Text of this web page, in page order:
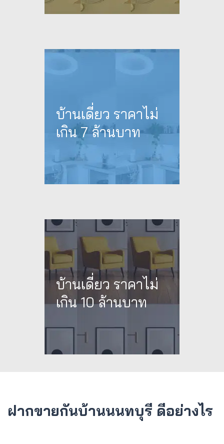
บ้านเดี่ยว ราคาไม่
เกิน 7 ล้านบาท
บ้านเดี่ยว ราคาไม่
เกิน 10 ล้านบาท
ฝากขายกันบ้านนนทบุรี ดีอย่างไร